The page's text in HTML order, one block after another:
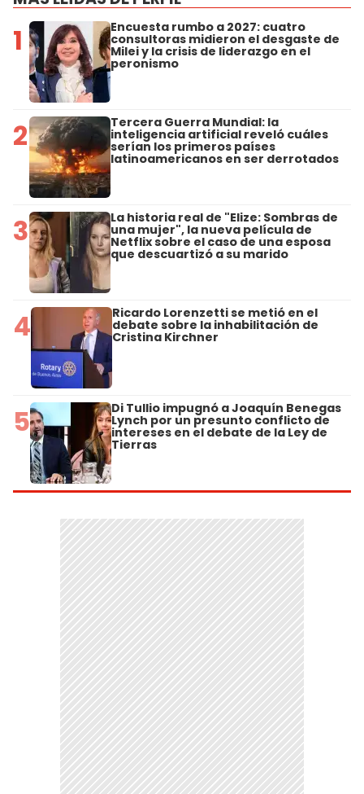
1 Encuesta rumbo a 2027: cuatro
consultoras midieron el desgaste de
Milei y la crisis de liderazgo en el
peronismo
2 Tercera Guerra Mundial: la
inteligencia artificial reveló cuáles
serían los primeros países
latinoamericanos en ser derrotados
3 La historia real de "Elize: Sombras de
una mujer", la nueva película de
Netflix sobre el caso de una esposa
que descuartizó a su marido
4 Ricardo Lorenzetti se metió en el
debate sobre la inhabilitación de
Cristina Kirchner
5 Di Tullio impugnó a Joaquín Benegas
Lynch por un presunto conflicto de
intereses en el debate de la Ley de
Tierras